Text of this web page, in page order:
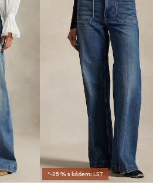
*-25 % s kódem: LST